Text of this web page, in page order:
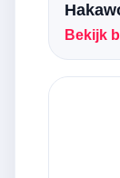
Bekijk